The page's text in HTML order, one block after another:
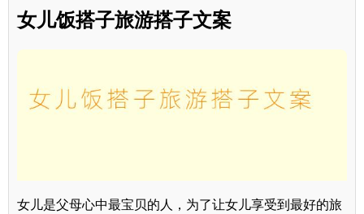
女儿饭搭子旅游搭子文案
女儿是父母心中最宝贝的人，为了让女儿享受到最好的旅